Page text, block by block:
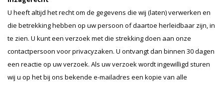
U heeft altijd het recht om de gegevens die wij (laten) verwerken en
die betrekking hebben op uw persoon of daartoe herleidbaar zijn, in
te zien. U kunt een verzoek met die strekking doen aan onze
contactpersoon voor privacyzaken. U ontvangt dan binnen 30 dagen
een reactie op uw verzoek. Als uw verzoek wordt ingewilligd sturen
wij u op het bij ons bekende e-mailadres een kopie van alle